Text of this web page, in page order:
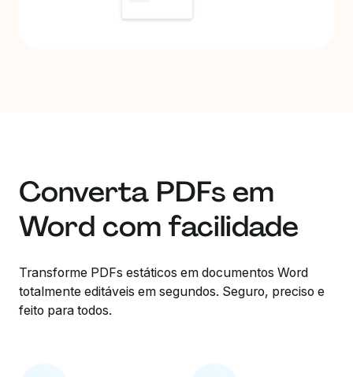
Converta PDFs em
Word com facilidade
Transforme PDFs estáticos em documentos Word
totalmente editáveis em segundos. Seguro, preciso e
feito para todos.